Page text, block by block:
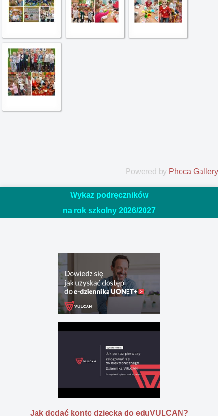
Powered by Phoca Gallery
Wykaz podręczników
na rok szkolny 2026/2027
Jak dodać konto dziecka do eduVULCAN?